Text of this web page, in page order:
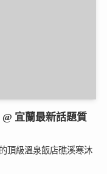
宜蘭最新話題質
頂級溫泉飯店礁溪寒沐